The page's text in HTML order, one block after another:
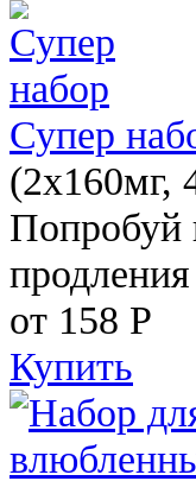
Супер
(2х160мг,
Попробуй
от 158 Р
Купить